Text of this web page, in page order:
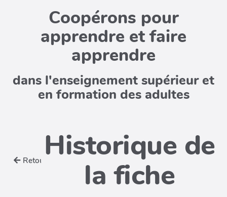
Coopérons pour
apprendre et faire
apprendre
dans l'enseignement supérieur et
en formation des adultes
Retour Historique de
la fiche